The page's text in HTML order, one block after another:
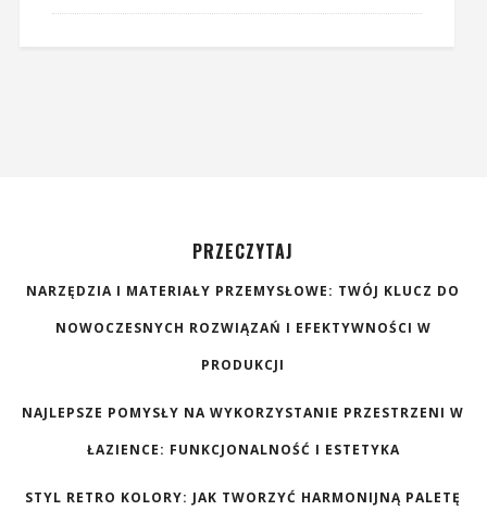
PRZECZYTAJ
NARZĘDZIA I MATERIAŁY PRZEMYSŁOWE: TWÓJ KLUCZ DO
NOWOCZESNYCH ROZWIĄZAŃ I EFEKTYWNOŚCI W
PRODUKCJI
NAJLEPSZE POMYSŁY NA WYKORZYSTANIE PRZESTRZENI W
ŁAZIENCE: FUNKCJONALNOŚĆ I ESTETYKA
STYL RETRO KOLORY: JAK TWORZYĆ HARMONIJNĄ PALETĘ